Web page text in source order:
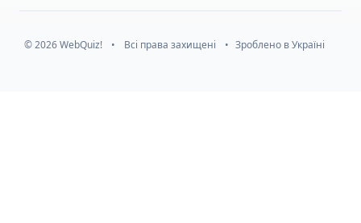
© 2026 WebQuiz! • Всі права захищені • Зроблено в Україні